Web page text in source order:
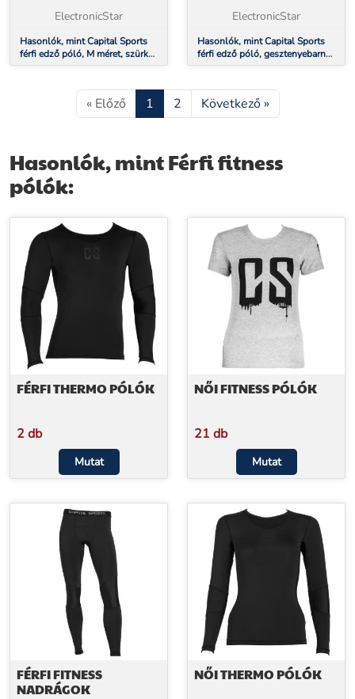
ElectronicStar
Hasonlók, mint Capital Sports
férfi edző póló, M méret, szürke
melírozott
ElectronicStar
Hasonlók, mint Capital Sports
férfi edző póló, gesztenyebarna,
S méret
« Előző 1 2 Következő »
Hasonlók, mint Férfi fitness
pólók:
FÉRFI THERMO PÓLÓK
2 db
Mutat
NŐI FITNESS PÓLÓK
21 db
Mutat
FÉRFI FITNESS
NADRÁGOK
NŐI THERMO PÓLÓK